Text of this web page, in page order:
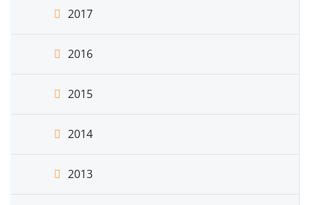
2017
2016
2015
2014
2013